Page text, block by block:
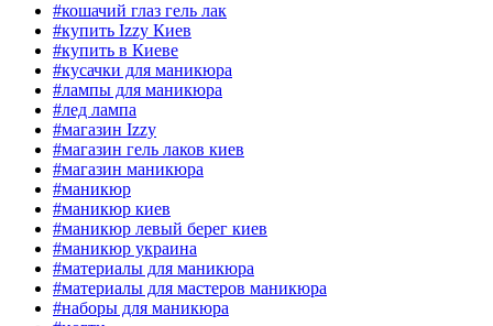
#кошачий глаз гель лак
#купить Izzy Киев
#купить в Киеве
#кусачки для маникюра
#лампы для маникюра
#лед лампа
#магазин Izzy
#магазин гель лаков киев
#магазин маникюра
#маникюр
#маникюр киев
#маникюр левый берег киев
#маникюр украина
#материалы для маникюра
#материалы для мастеров маникюра
#наборы для маникюра